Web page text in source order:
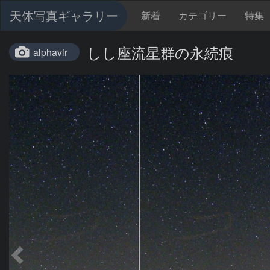
天体写真ギャラリー 新着 カテゴリー 特集
alphavir しし座流星群の永続痕